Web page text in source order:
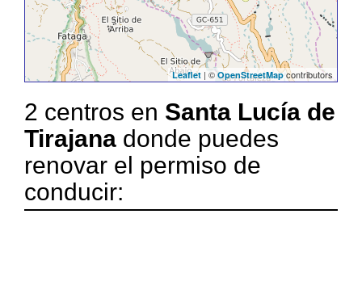
Leaflet | ©OpenStreetMapcontributors
2 centros en Santa Lucía de
Tirajana donde puedes
renovar el permiso de
conducir: